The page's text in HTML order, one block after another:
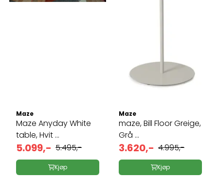
Maze
Maze Anyday White
table, Hvit ...
5.099,- 5.495,-
Kjøp
Maze
maze, Bill Floor Greige,
Grå ...
3.620,- 4.995,-
Kjøp